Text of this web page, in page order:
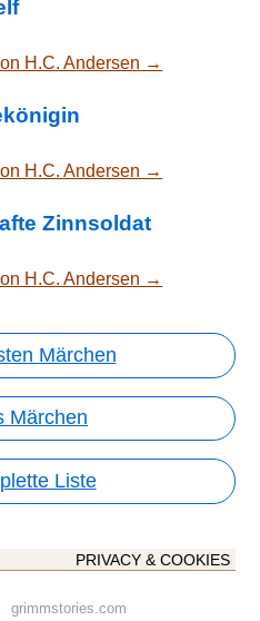
H.C. Andersen →
H.C. Andersen →
Zinnsoldat
H.C. Andersen →
Märchen
Märchen
Liste
PRIVACY & COOKIES
grimmstories.com